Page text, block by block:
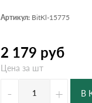
Артикул: BitKl-15775
2 179 руб
Цена за шт
- + В